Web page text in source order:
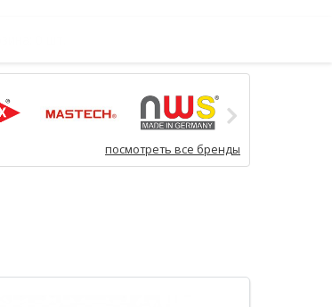
посмотреть все бренды